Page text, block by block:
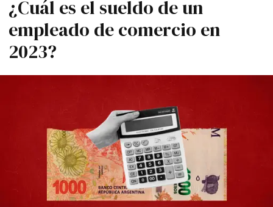
¿Cuál es el sueldo de un
empleado de comercio en
2023?